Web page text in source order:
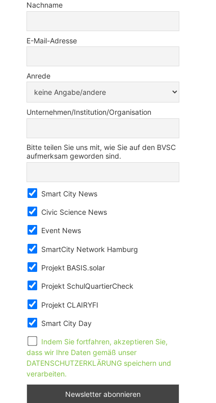
Nachname
E-Mail-Adresse
Anrede
Unternehmen/Institution/Organisation
Bitte teilen Sie uns mit, wie Sie auf den BVSC
aufmerksam geworden sind.
Smart City News
Civic Science News
Event News
SmartCity Network Hamburg
Projekt BASIS.solar
Projekt SchulQuartierCheck
Projekt CLAIRYFI
Smart City Day
Indem Sie fortfahren, akzeptieren Sie,
dass wir Ihre Daten gemäß unser
DATENSCHUTZERKLÄRUNG speichern und
verarbeiten.